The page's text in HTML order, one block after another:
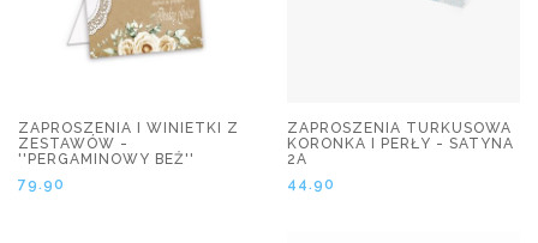
ZAPROSZENIA I WINIETKI Z
ZESTAWÓW -
''PERGAMINOWY BEŻ''
79.90
ZAPROSZENIA TURKUSOWA
KORONKA I PERŁY - SATYNA
2A
44.90